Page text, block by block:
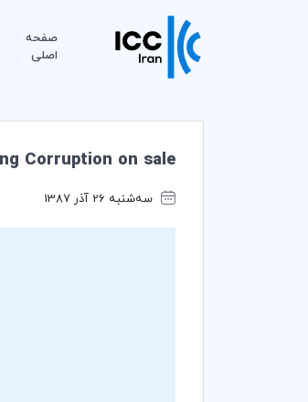
صفحه
اصلی
Corruption on sale
سه‌شنبه 26 آذر 1387